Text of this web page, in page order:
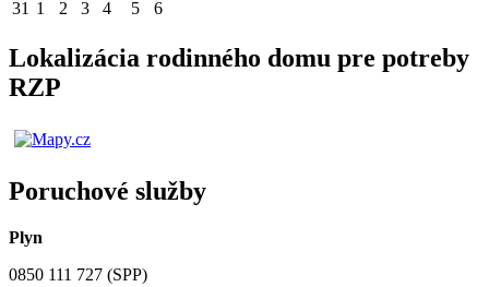
31 1 2 3 4 5 6
Lokalizácia rodinného domu pre potreby
RZP
Poruchové služby
Plyn
0850 111 727 (SPP)